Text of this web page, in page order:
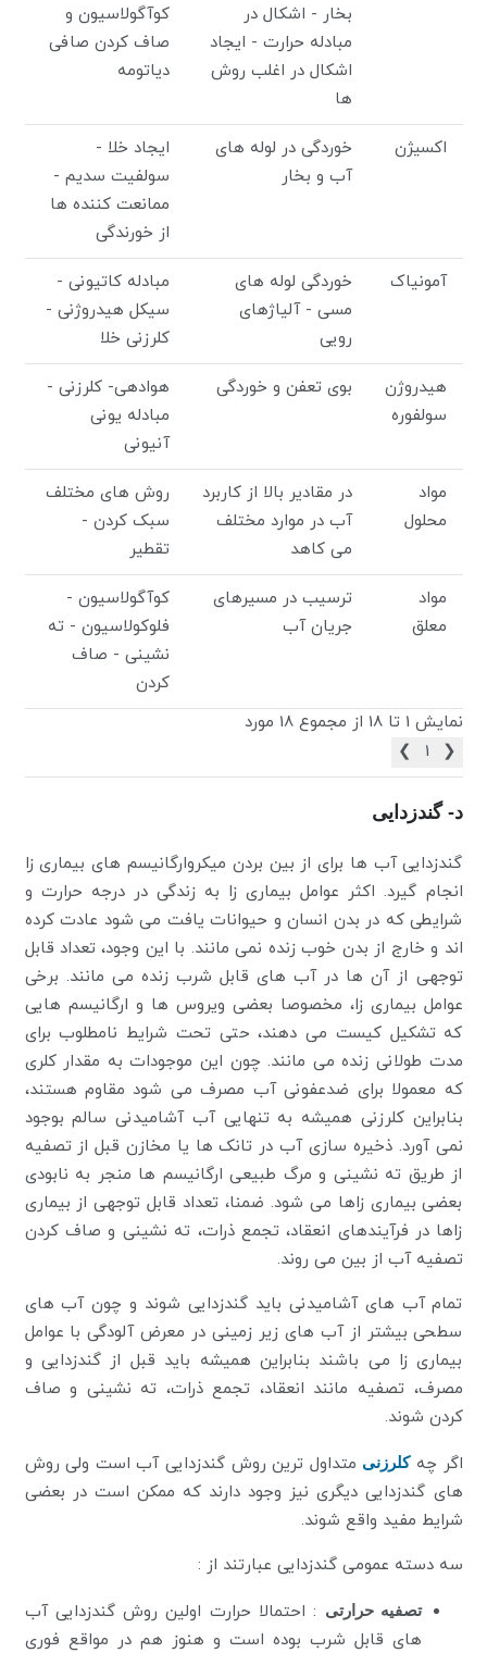
بخار - اشکال در
مبادله حرارت - ایجاد
اشکال در اغلب روش
ها
کوآگولاسیون و
صاف کردن صافی
دیاتومه
اکسیژن
خوردگی در لوله های
آب و بخار
ایجاد خلا -
سولفیت سدیم -
ممانعت کننده ها
از خورندگی
آمونیاک
خوردگی لوله های
مسی - آلیاژهای
رویی
مبادله کاتیونی -
سیکل هیدروژنی -
کلرزنی خلا
هیدروژن
سولفوره
بوی تعفن و خوردگی
هوادهی- کلرزنی -
مبادله یونی
آنیونی
مواد
محلول
در مقادیر بالا از کاربرد
آب در موارد مختلف
می کاهد
روش های مختلف
سبک کردن -
تقطیر
مواد
معلق
ترسیب در مسیرهای
جریان آب
کوآگولاسیون -
فلوکولاسیون - ته
نشینی - صاف
کردن
نمایش 1 تا 18 از مجموع 18 مورد
❮
1
❯
د- گندزدایی
گندزدایی آب ها برای از بین بردن میکروارگانیسم های بیماری زا
انجام گیرد. اکثر عوامل بیماری زا به زندگی در درجه حرارت و
شرایطی که در بدن انسان و حیوانات یافت می شود عادت کرده
اند و خارج از بدن خوب زنده نمی مانند. با این وجود، تعداد قابل
توجهی از آن ها در آب های قابل شرب زنده می مانند. برخی
عوامل بیماری زا، مخصوصا بعضی ویروس ها و ارگانیسم هایی
که تشکیل کیست می دهند، حتی تحت شرایط نامطلوب برای
مدت طولانی زنده می مانند. چون این موجودات به مقدار کلری
که معمولا برای ضدعفونی آب مصرف می شود مقاوم هستند،
بنابراین کلرزنی همیشه به تنهایی آب آشامیدنی سالم بوجود
نمی آورد. ذخیره سازی آب در تانک ها یا مخازن قبل از تصفیه
از طریق ته نشینی و مرگ طبیعی ارگانیسم ها منجر به نابودی
بعضی بیماری زاها می شود. ضمنا، تعداد قابل توجهی از بیماری
زاها در فرآیندهای انعقاد، تجمع ذرات، ته نشینی و صاف کردن
تصفیه آب از بین می روند.
تمام آب های آشامیدنی باید گندزدایی شوند و چون آب های
سطحی بیشتر از آب های زیر زمینی در معرض آلودگی با عوامل
بیماری زا می باشند بنابراین همیشه باید قبل از گندزدایی و
مصرف، تصفیه مانند انعقاد، تجمع ذرات، ته نشینی و صاف
کردن شوند.
اگر چهکلرزنی متداول ترین روش گندزدایی آب است ولی روش
های گندزدایی دیگری نیز وجود دارند که ممکن است در بعضی
شرایط مفید واقع شوند.
سه دسته عمومی گندزدایی عبارتند از :
تصفیه حرارتی : احتمالا حرارت اولین روش گندزدایی آب
های قابل شرب بوده است و هنوز هم در مواقع فوری